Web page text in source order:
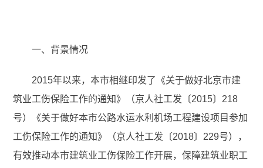
一、背景情况
2015年以来，本市相继印发了《关于做好北京市建
筑业工伤保险工作的通知》（京人社工发〔2015〕218
号）《关于做好本市公路水运水利机场工程建设项目参加
工伤保险工作的通知》（京人社工发〔2018〕229号），
有效推动本市建筑业工伤保险工作开展，保障建筑业职工